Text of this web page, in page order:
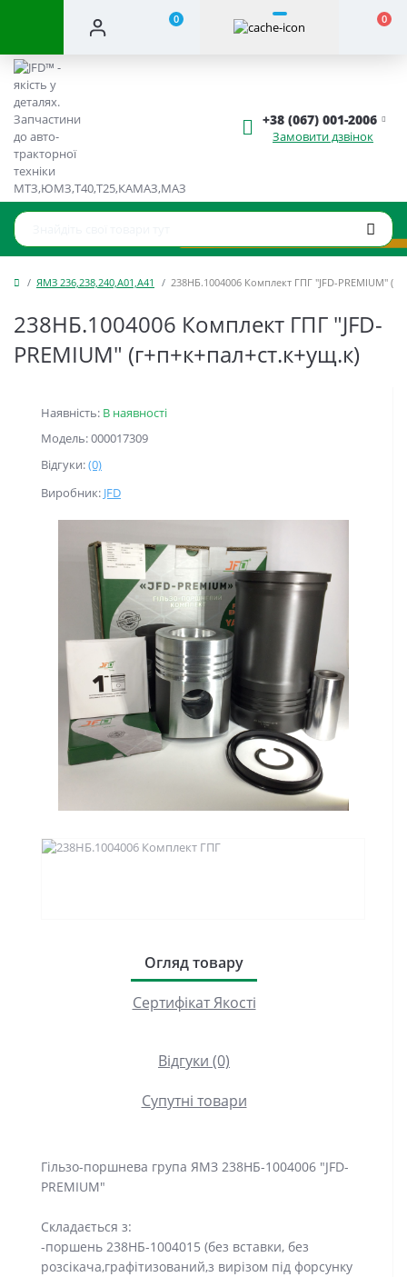
0 0
+38 (067) 001-2006
Замовити дзвінок
ЯМЗ 236,238,240,А01,А41 238НБ.1004006 Комплект ГПГ "JFD-PREMIUM"
238НБ.1004006 Комплект ГПГ "JFD-
PREMIUM" (г+п+к+пал+ст.к+ущ.к)
Наявність: В наявності
Модель: 000017309
Відгуки:(0)
Виробник: JFD
Огляд товару
Сертифікат Якості
Відгуки (0)
Супутні товари
Гільзо-поршнева група ЯМЗ 238НБ-1004006 "JFD-
PREMIUM"
Складається з:
-поршень 238НБ-1004015 (без вставки, без
розсікача,графітизований,з вирізом під форсунку